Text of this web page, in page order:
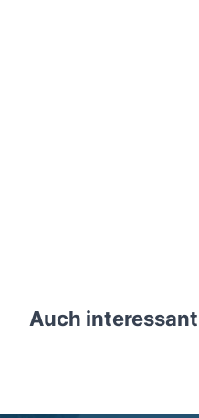
Auch interessant